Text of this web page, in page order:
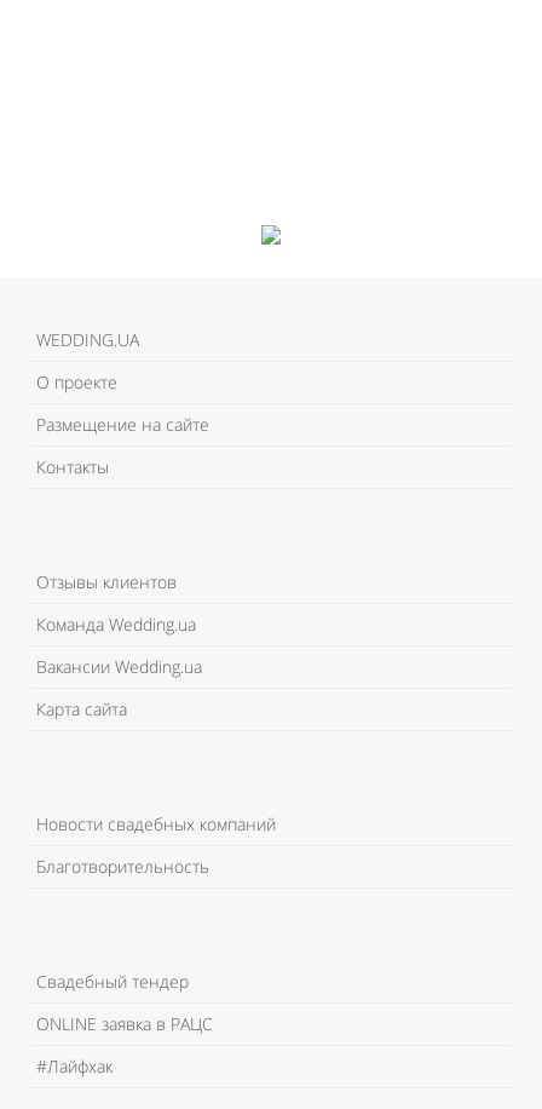
WEDDING.UA
О проекте
Размещение на сайте
Контакты
Отзывы клиентов
Команда Wedding.ua
Вакансии Wedding.ua
Карта сайта
Новости свадебных компаний
Благотворительность
Свадебный тендер
ONLINE заявка в РАЦС
#Лайфхак